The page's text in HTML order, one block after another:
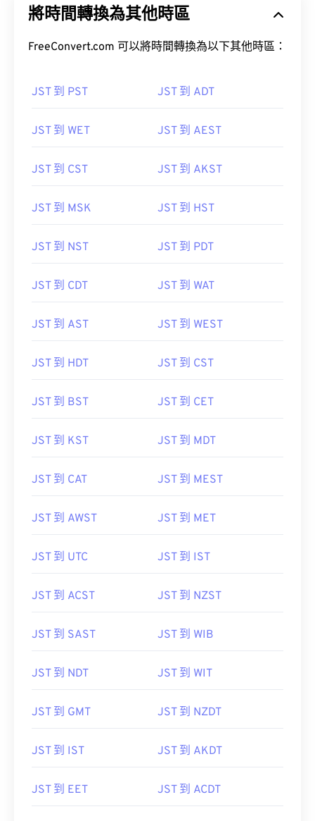
將時間轉換為其他時區
FreeConvert.com 可以將時間轉換為以下其他時區：
JST 到 PST JST 到 ADT
JST 到 WET JST 到 AEST
JST 到 CST JST 到 AKST
JST 到 MSK JST 到 HST
JST 到 NST JST 到 PDT
JST 到 CDT JST 到 WAT
JST 到 AST JST 到 WEST
JST 到 HDT JST 到 CST
JST 到 BST JST 到 CET
JST 到 KST JST 到 MDT
JST 到 CAT JST 到 MEST
JST 到 AWST JST 到 MET
JST 到 UTC JST 到 IST
JST 到 ACST JST 到 NZST
JST 到 SAST JST 到 WIB
JST 到 NDT JST 到 WIT
JST 到 GMT JST 到 NZDT
JST 到 IST JST 到 AKDT
JST 到 EET JST 到 ACDT